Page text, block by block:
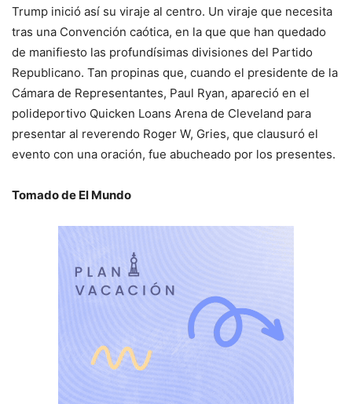
Trump inició así su viraje al centro. Un viraje que necesita
tras una Convención caótica, en la que que han quedado
de manifiesto las profundísimas divisiones del Partido
Republicano. Tan propinas que, cuando el presidente de la
Cámara de Representantes, Paul Ryan, apareció en el
polideportivo Quicken Loans Arena de Cleveland para
presentar al reverendo Roger W, Gries, que clausuró el
evento con una oración, fue abucheado por los presentes.
Tomado de El Mundo